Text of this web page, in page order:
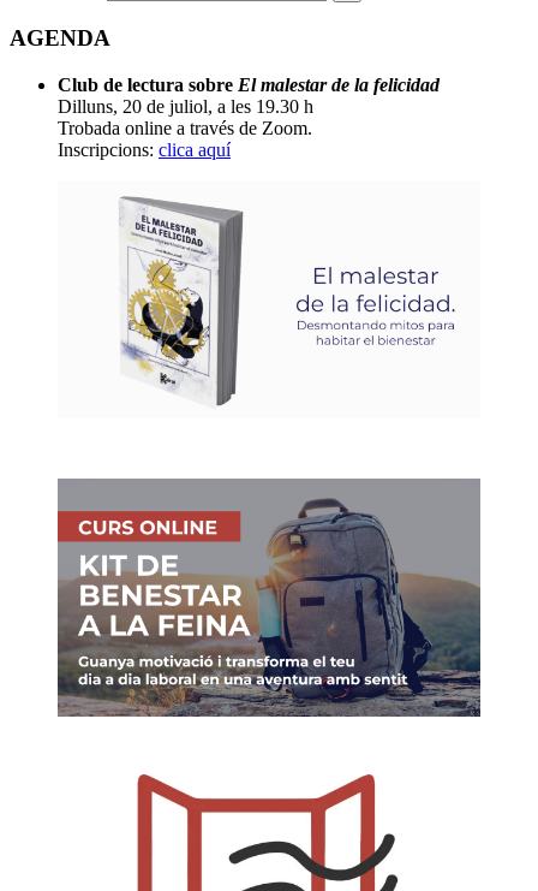
AGENDA
Club de lectura sobre El malestar de la felicidad
Dilluns, 20 de juliol, a les 19.30 h
Trobada online a través de Zoom.
Inscripcions: clica aquí